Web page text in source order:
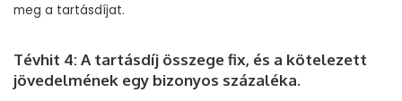
meg a tartásdíjat.
Tévhit 4: A tartásdíj összege fix, és a kötelezett
jövedelmének egy bizonyos százaléka.